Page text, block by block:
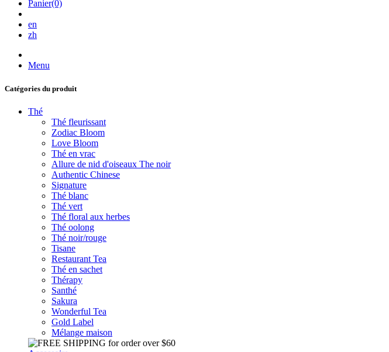
Panier(0)
en
zh
Menu
Catégories du produit
Thé
Thé fleurissant
Zodiac Bloom
Love Bloom
Thé en vrac
Allure de nid d'oiseaux The noir
Authentic Chinese
Signature
Thé blanc
Thé vert
Thé floral aux herbes
Thé oolong
Thé noir/rouge
Tisane
Restaurant Tea
Thé en sachet
Thérapy
Santhé
Sakura
Wonderful Tea
Gold Label
Mélange maison